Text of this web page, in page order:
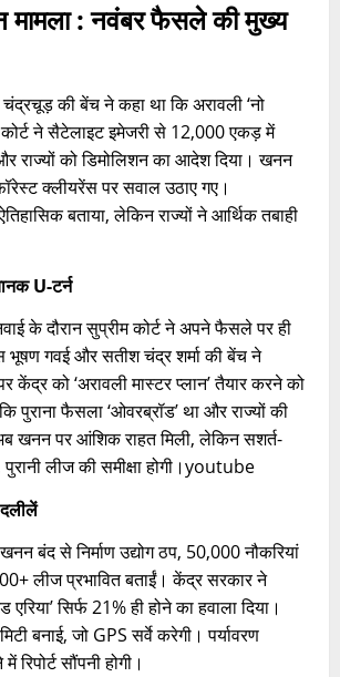
मामला : नवंबर फैसले की मुख्य
की बेंच ने कहा था कि अरावली ‘नो
ने सैटेलाइट इमेजरी से 12,000 एकड़ में
राज्यों को डिमोलिशन का आदेश दिया। खनन
क्लीयरेंस पर सवाल उठाए गए।
बताया, लेकिन राज्यों ने आर्थिक तबाही
U-टर्न
के दौरान सुप्रीम कोर्ट ने अपने फैसले पर ही
भूषण गवई और सतीश चंद्र शर्मा की बेंच ने
केंद्र को ‘अरावली मास्टर प्लान’ तैयार करने को
पुराना फैसला ‘ओवरब्रॉड’ था और राज्यों की
खनन पर आंशिक राहत मिली, लेकिन सशर्त-
लीज की समीक्षा होगी।youtube​
बंद से निर्माण उद्योग ठप, 50,000 नौकरियां
लीज प्रभावित बताईं। केंद्र सरकार ने
एरिया’ सिर्फ 21% ही होने का हवाला दिया।
बनाई, जो GPS सर्वे करेगी। पर्यावरण
सौंपनी होगी।​